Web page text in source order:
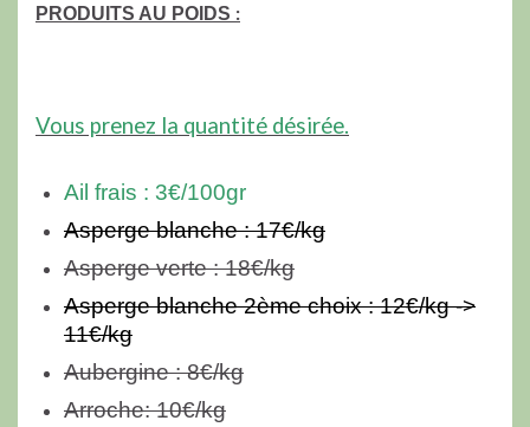
PRODUITS AU POIDS :
Vous prenez la quantité désirée.
Ail frais : 3€/100gr
Asperge blanche : 17€/kg
Asperge verte : 18€/kg
Asperge blanche 2ème choix : 12€/kg ->
11€/kg
Aubergine : 8€/kg
Arroche: 10€/kg